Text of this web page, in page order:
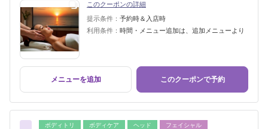
このクーポンの詳細
提示条件： 予約時＆入店時
利用条件： 時間・メニュー追加は、追加メニューより
メニューを追加 このクーポンで予約
ボディトリ ボディケア ヘッド
フェイシャル